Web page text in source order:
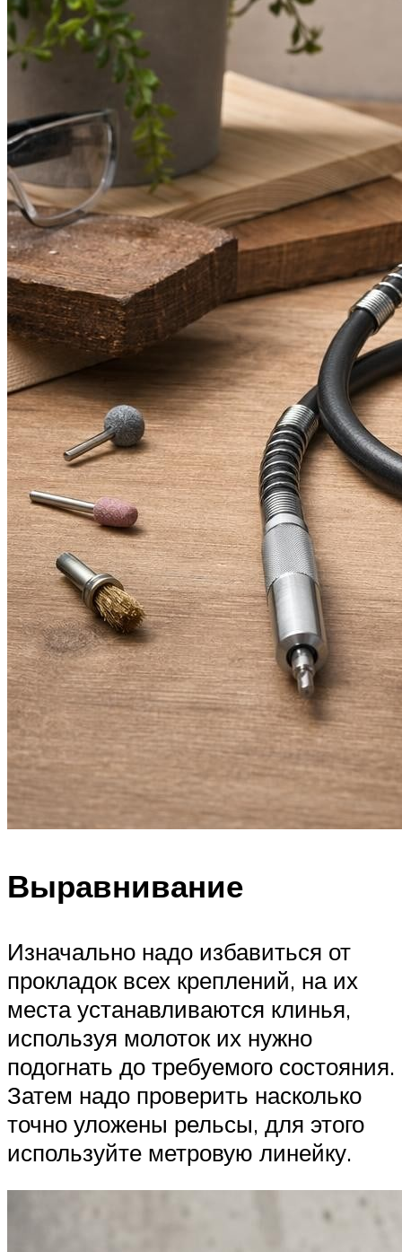
Выравнивание
Изначально надо избавиться от
прокладок всех креплений, на их
места устанавливаются клинья,
используя молоток их нужно
подогнать до требуемого состояния.
Затем надо проверить насколько
точно уложены рельсы, для этого
используйте метровую линейку.